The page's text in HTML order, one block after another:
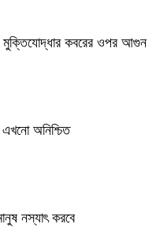
মুক্তিযোদ্ধার কবরের ওপর আগুন
এখনো অনিশ্চিত
নস্যাৎ করবে